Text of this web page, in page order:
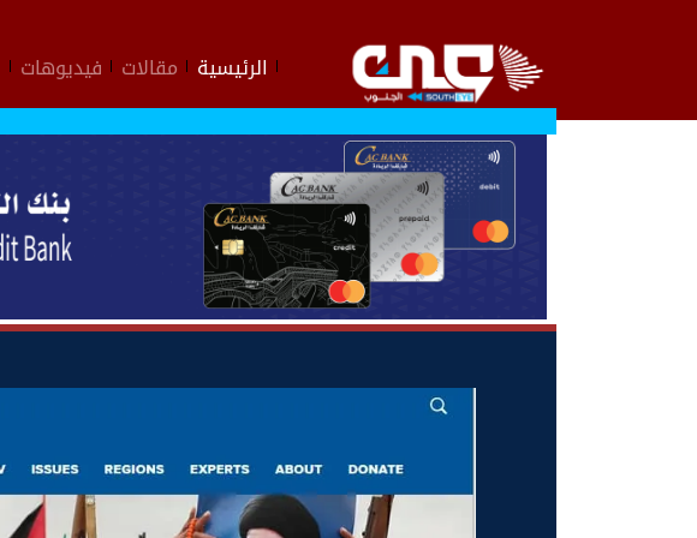
الرئيسية مقالات فيديوهات